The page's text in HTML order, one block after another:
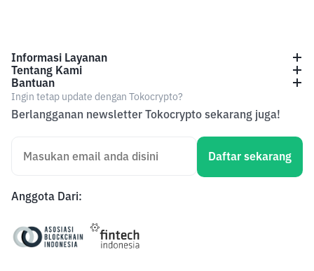
Informasi Layanan
Tentang Kami
Bantuan
Ingin tetap update dengan Tokocrypto?
Berlangganan newsletter Tokocrypto sekarang juga!
Daftar sekarang
Anggota Dari: